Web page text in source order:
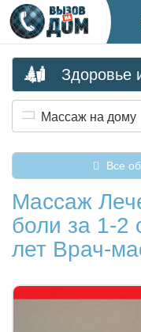
Здоровье
Массаж на дому
Все
Массаж
боли за 1-2
лет Врач-